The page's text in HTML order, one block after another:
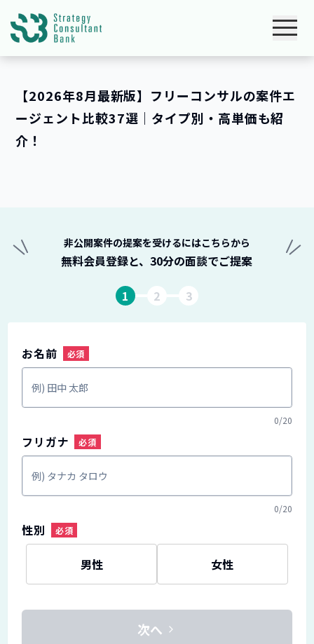
【2026年8月最新版】フリーコンサルの案件エ
ージェント比較37選｜タイプ別・高単価も紹
介！
非公開案件の提案を受けるにはこちらから
無料会員登録と、30分の面談でご提案
1 2 3
お名前
0/20
フリガナ
0/20
性別
男性 女性
次へ